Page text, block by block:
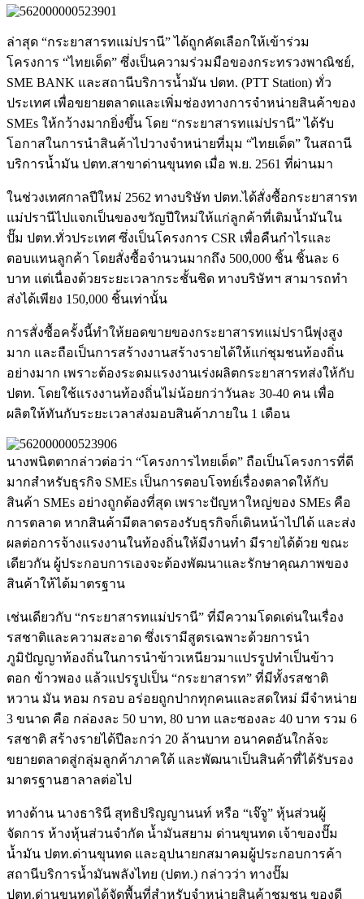
ล่าสุด “กระยาสารทแม่ปรานี” ได้ถูกคัดเลือกให้เข้าร่วม
โครงการ “ไทยเด็ด” ซึ่งเป็นความร่วมมือของกระทรวงพาณิชย์,
SME BANK และสถานีบริการน้ำมัน ปตท. (PTT Station) ทั่ว
ประเทศ เพื่อขยายตลาดและเพิ่มช่องทางการจำหน่ายสินค้าของ
SMEs ให้กว้างมากยิ่งขึ้น โดย “กระยาสารทแม่ปรานี” ได้รับ
โอกาสในการนำสินค้าไปวางจำหน่ายที่มุม “ไทยเด็ด” ในสถานี
บริการน้ำมัน ปตท.สาขาด่านขุนทด เมื่อ พ.ย. 2561 ที่ผ่านมา
ในช่วงเทศกาลปีใหม่ 2562 ทางบริษัท ปตท.ได้สั่งซื้อกระยาสารท
แม่ปรานีไปแจกเป็นของขวัญปีใหม่ให้แก่ลูกค้าที่เติมน้ำมันใน
ปั๊ม ปตท.ทั่วประเทศ ซึ่งเป็นโครงการ CSR เพื่อคืนกำไรและ
ตอบแทนลูกค้า โดยสั่งซื้อจำนวนมากถึง 500,000 ชิ้น ชิ้นละ 6
บาท แต่เนื่องด้วยระยะเวลากระชั้นชิด ทางบริษัทฯ สามารถทำ
ส่งได้เพียง 150,000 ชิ้นเท่านั้น
การสั่งซื้อครั้งนี้ทำให้ยอดขายของกระยาสารทแม่ปรานีพุ่งสูง
มาก และถือเป็นการสร้างงานสร้างรายได้ให้แก่ชุมชนท้องถิ่น
อย่างมาก เพราะต้องระดมแรงงานเร่งผลิตกระยาสารทส่งให้กับ
ปตท. โดยใช้แรงงานท้องถิ่นไม่น้อยกว่าวันละ 30-40 คน เพื่อ
ผลิตให้ทันกับระยะเวลาส่งมอบสินค้าภายใน 1 เดือน
นางพนิตตากล่าวต่อว่า “โครงการไทยเด็ด” ถือเป็นโครงการที่ดี
มากสำหรับธุรกิจ SMEs เป็นการตอบโจทย์เรื่องตลาดให้กับ
สินค้า SMEs อย่างถูกต้องที่สุด เพราะปัญหาใหญ่ของ SMEs คือ
การตลาด หากสินค้ามีตลาดรองรับธุรกิจก็เดินหน้าไปได้ และส่ง
ผลต่อการจ้างแรงงานในท้องถิ่นให้มีงานทำ มีรายได้ด้วย ขณะ
เดียวกัน ผู้ประกอบการเองจะต้องพัฒนาและรักษาคุณภาพของ
สินค้าให้ได้มาตรฐาน
เช่นเดียวกับ “กระยาสารทแม่ปรานี” ที่มีความโดดเด่นในเรื่อง
รสชาติและความสะอาด ซึ่งเรามีสูตรเฉพาะด้วยการนำ
ภูมิปัญญาท้องถิ่นในการนำข้าวเหนียวมาแปรรูปทำเป็นข้าว
ตอก ข้าวพอง แล้วแปรรูปเป็น “กระยาสารท” ที่มีทั้งรสชาติ
หวาน มัน หอม กรอบ อร่อยถูกปากทุกคนและสดใหม่ มีจำหน่าย
3 ขนาด คือ กล่องละ 50 บาท, 80 บาท และซองละ 40 บาท รวม 6
รสชาติ สร้างรายได้ปีละกว่า 20 ล้านบาท อนาคตอันใกล้จะ
ขยายตลาดสู่กลุ่มลูกค้าภาคใต้ และพัฒนาเป็นสินค้าที่ได้รับรอง
มาตรฐานฮาลาลต่อไป
ทางด้าน นางธารินี สุทธิปริญญานนท์ หรือ “เจ๊จู” หุ้นส่วนผู้
จัดการ ห้างหุ้นส่วนจำกัด น้ำมันสยาม ด่านขุนทด เจ้าของปั๊ม
น้ำมัน ปตท.ด่านขุนทด และอุปนายกสมาคมผู้ประกอบการค้า
สถานีบริการน้ำมันพลังไทย (ปตท.) กล่าวว่า ทางปั๊ม
ปตท.ด่านขุนทดได้จัดพื้นที่สำหรับจำหน่ายสินค้าชุมชน ของดี